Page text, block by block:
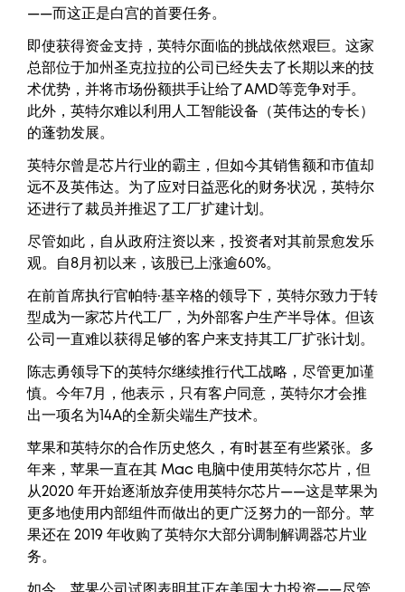
——而这正是白宫的首要任务。
即使获得资金支持，英特尔面临的挑战依然艰巨。这家
总部位于加州圣克拉拉的公司已经失去了长期以来的技
术优势，并将市场份额拱手让给了AMD等竞争对手。
此外，英特尔难以利用人工智能设备（英伟达的专长）
的蓬勃发展。
英特尔曾是芯片行业的霸主，但如今其销售额和市值却
远不及英伟达。为了应对日益恶化的财务状况，英特尔
还进行了裁员并推迟了工厂扩建计划。
尽管如此，自从政府注资以来，投资者对其前景愈发乐
观。自8月初以来，该股已上涨逾60%。
在前首席执行官帕特·基辛格的领导下，英特尔致力于转
型成为一家芯片代工厂，为外部客户生产半导体。但该
公司一直难以获得足够的客户来支持其工厂扩张计划。
陈志勇领导下的英特尔继续推行代工战略，尽管更加谨
慎。今年7月，他表示，只有客户同意，英特尔才会推
出一项名为14A的全新尖端生产技术。
苹果和英特尔的合作历史悠久，有时甚至有些紧张。多
年来，苹果一直在其 Mac 电脑中使用英特尔芯片，但
从2020 年开始逐渐放弃使用英特尔芯片——这是苹果为
更多地使用内部组件而做出的更广泛努力的一部分。苹
果还在 2019 年收购了英特尔大部分调制解调器芯片业
务。